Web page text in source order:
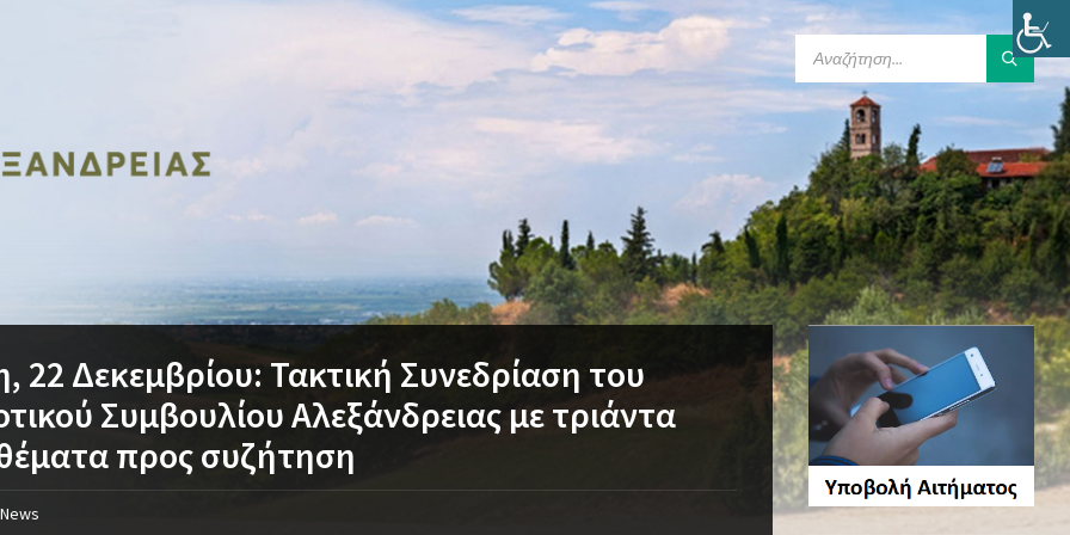
22 Δεκεμβρίου: Τακτική Συνεδρίαση του
Συμβουλίου Αλεξάνδρειας με τριάντα
προς συζήτηση
News